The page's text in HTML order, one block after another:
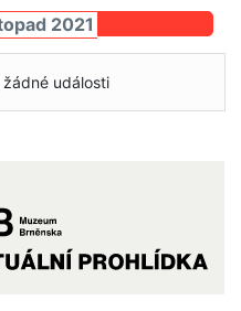
2021
události